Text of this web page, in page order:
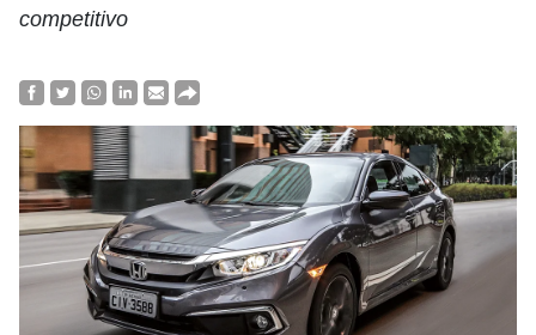
competitivo